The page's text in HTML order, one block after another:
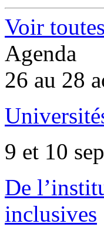
Voir
Agenda
26 au 28
9 et 10
De
inclusives